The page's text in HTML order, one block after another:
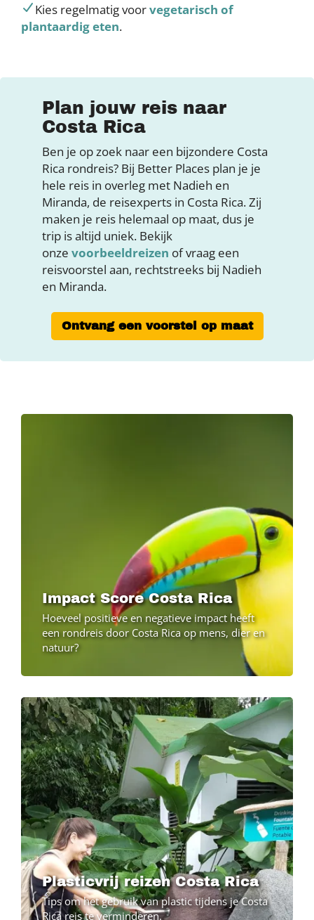
Kies regelmatig voorvegetarisch of
plantaardig eten.
Plan jouw reis naar
Costa Rica
Ben je op zoek naar een bijzondere Costa
Rica rondreis? Bij Better Places plan je je
hele reis in overleg met Nadieh en
Miranda, de reisexperts in Costa Rica. Zij
maken je reis helemaal op maat, dus je
trip is altijd uniek. Bekijk
onze voorbeeldreizen of vraag een
reisvoorstel aan, rechtstreeks bij Nadieh
en Miranda.
Ontvang een voorstel op maat
Image
Impact Score Costa Rica
Hoeveel positieve en negatieve impact heeft
een rondreis door Costa Rica op mens, dier en
natuur?
Image
Plasticvrij reizen Costa Rica
Tips om het gebruik van plastic tijdens je Costa
Rica reis te verminderen.